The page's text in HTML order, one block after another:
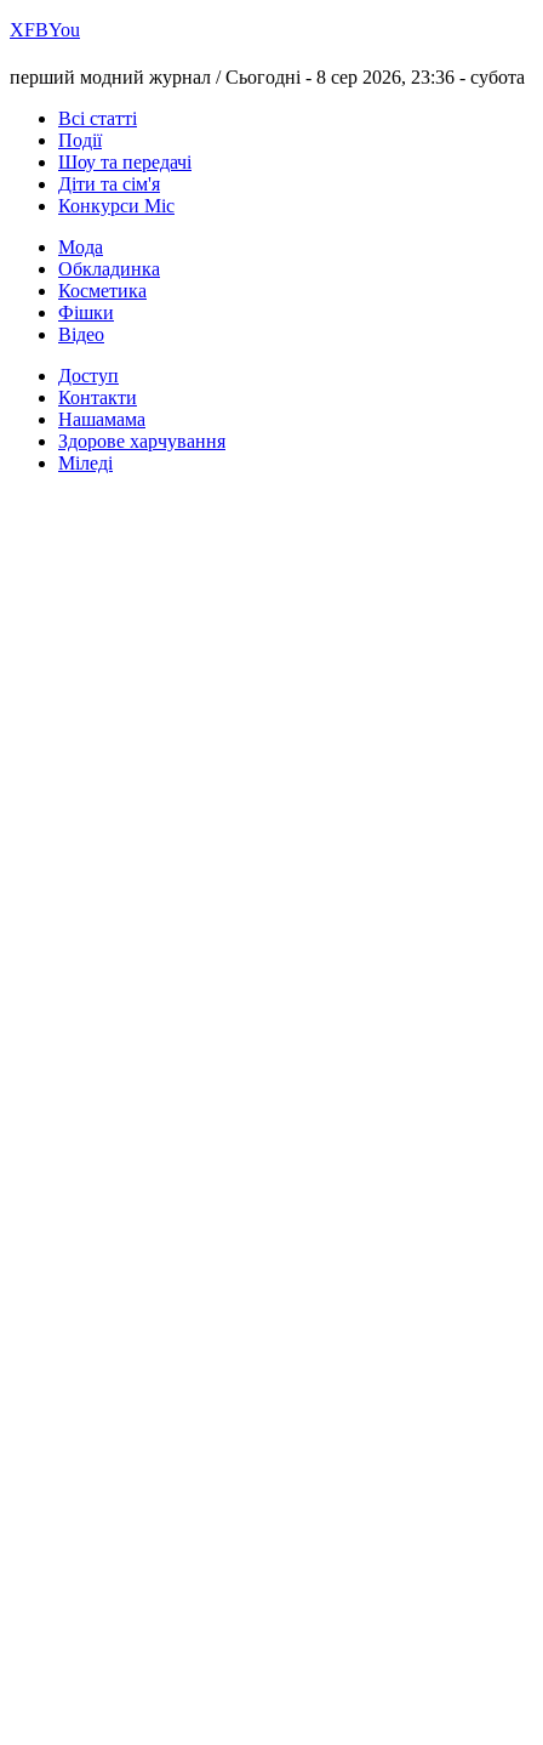
ХFBYou
перший модний журнал /Сьогодні - 8 сер 2026, 23:36 - субота
Всі статті
Події
Шоу та передачі
Діти та сім'я
Конкурси Міс
Мода
Обкладинка
Косметика
Фішки
Відео
Доступ
Контакти
Нашамама
Здорове харчування
Міледі